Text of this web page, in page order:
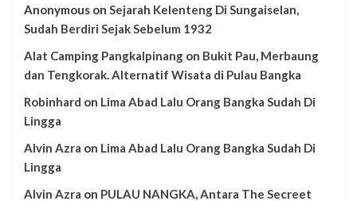
Anonymous on Sejarah Kelenteng Di Sungaiselan,
Sudah Berdiri Sejak Sebelum 1932
Alat Camping Pangkalpinang on Bukit Pau, Merbaung
dan Tengkorak. Alternatif Wisata di Pulau Bangka
Robinhard on Lima Abad Lalu Orang Bangka Sudah Di
Lingga
Alvin Azra on Lima Abad Lalu Orang Bangka Sudah Di
Lingga
Alvin Azra on PULAU NANGKA, Antara The Secreet